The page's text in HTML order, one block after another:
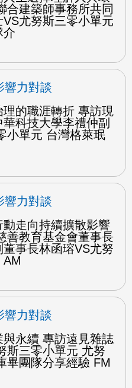
合建築師事務所共同
尤努斯三零小單元
介
響力對談
的職涯轉折 專訪現
科技大學李禮仲副
小單元 台灣格萊珉
響力對談
走向持續擴散影響
善教育基金會董事長
事長林函瑢VS尤努
AM
響力對談
永續 專訪遠見雜誌
斯三零小單元 尤努
畢團隊分享經驗 FM